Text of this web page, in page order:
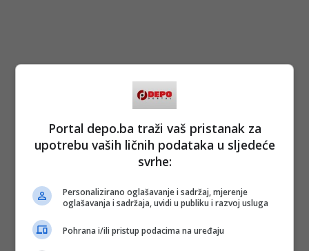
Portal depo.ba traži vaš pristanak za
upotrebu vaših ličnih podataka u sljedeće
svrhe:
Personalizirano oglašavanje i sadržaj, mjerenje
oglašavanja i sadržaja, uvidi u publiku i razvoj usluga
Pohrana i/ili pristup podacima na uređaju